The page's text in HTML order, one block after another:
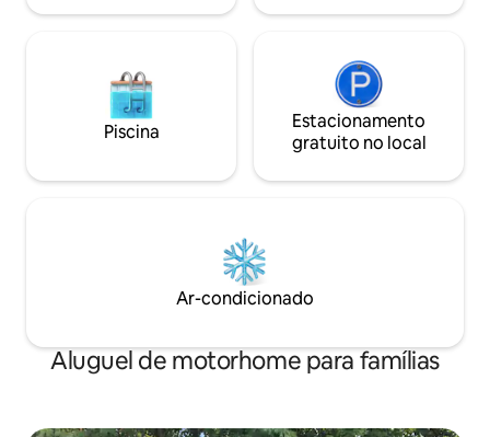
Piscina
Estacionamento
gratuito no local
Ar-condicionado
Aluguel de motorhome para famílias